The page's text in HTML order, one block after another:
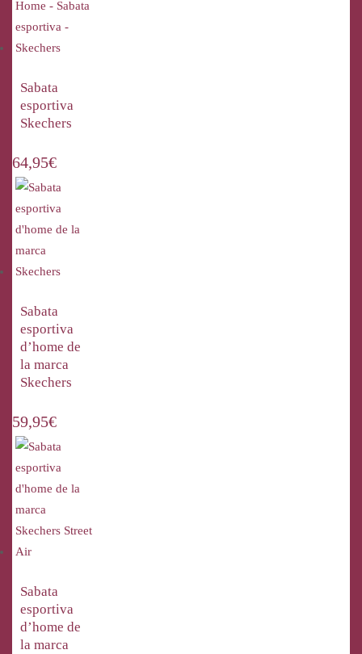
Sabata
esportiva
Skechers
64,95€
Sabata
esportiva
d’home de
la marca
Skechers
59,95€
Sabata
esportiva
d’home de
la marca